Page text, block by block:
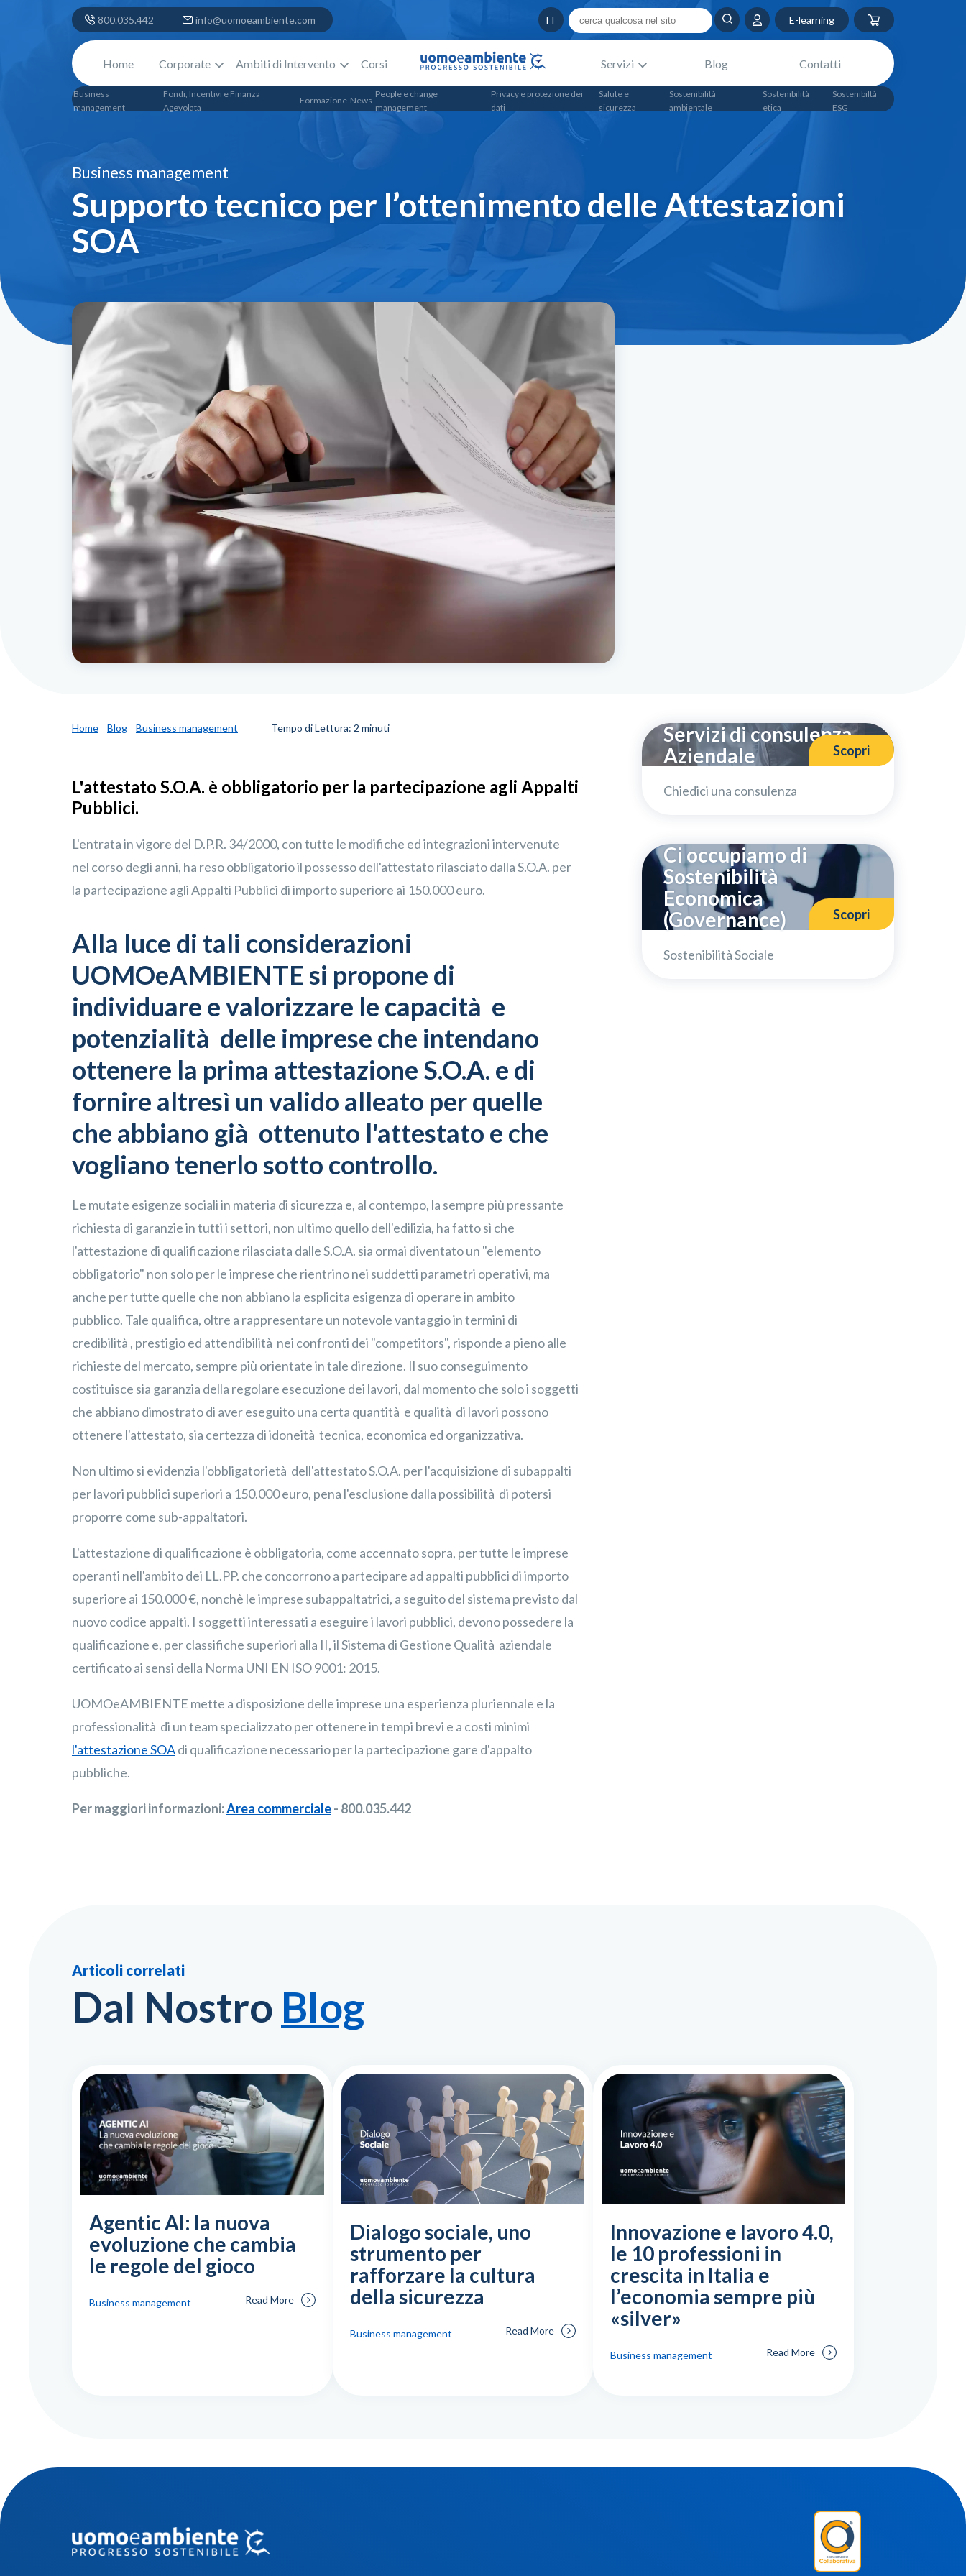
800.035.442 info@uomoeambiente.com IT E-learning
Home Corporate Ambiti di Intervento Corsi Servizi Blog Contatti
Business
management
Fondi, Incentivi e Finanza
Agevolata
Formazione News
People e change
management
Privacy e protezione dei
dati
Salute e
sicurezza
Sostenibilità
ambientale
Sostenibilità
etica
Sostenibiltà
ESG
Business management
Supporto tecnico per l’ottenimento delle Attestazioni
SOA
Home Blog Business management Tempo di Lettura: 2 minuti
L'attestato S.O.A. è obbligatorio per la partecipazione agli Appalti
Pubblici.
L'entrata in vigore del D.P.R. 34/2000, con tutte le modifiche ed integrazioni intervenute
nel corso degli anni, ha reso obbligatorio il possesso dell'attestato rilasciato dalla S.O.A. per
la partecipazione agli Appalti Pubblici di importo superiore ai 150.000 euro.
Alla luce di tali considerazioni
UOMOeAMBIENTE si propone di
individuare e valorizzare le capacità e
potenzialità delle imprese che intendano
ottenere la prima attestazione S.O.A. e di
fornire altresì un valido alleato per quelle
che abbiano già ottenuto l'attestato e che
vogliano tenerlo sotto controllo.
Le mutate esigenze sociali in materia di sicurezza e, al contempo, la sempre più pressante
richiesta di garanzie in tutti i settori, non ultimo quello dell'edilizia, ha fatto sì che
l'attestazione di qualificazione rilasciata dalle S.O.A. sia ormai diventato un "elemento
obbligatorio" non solo per le imprese che rientrino nei suddetti parametri operativi, ma
anche per tutte quelle che non abbiano la esplicita esigenza di operare in ambito
pubblico. Tale qualifica, oltre a rappresentare un notevole vantaggio in termini di
credibilità , prestigio ed attendibilità nei confronti dei "competitors", risponde a pieno alle
richieste del mercato, sempre più orientate in tale direzione. Il suo conseguimento
costituisce sia garanzia della regolare esecuzione dei lavori, dal momento che solo i soggetti
che abbiano dimostrato di aver eseguito una certa quantità e qualità di lavori possono
ottenere l'attestato, sia certezza di idoneità tecnica, economica ed organizzativa.
Non ultimo si evidenzia l'obbligatorietà dell'attestato S.O.A. per l'acquisizione di subappalti
per lavori pubblici superiori a 150.000 euro, pena l'esclusione dalla possibilità di potersi
proporre come sub-appaltatori.
L'attestazione di qualificazione è obbligatoria, come accennato sopra, per tutte le imprese
operanti nell'ambito dei LL.PP. che concorrono a partecipare ad appalti pubblici di importo
superiore ai 150.000 €, nonchè le imprese subappaltatrici, a seguito del sistema previsto dal
nuovo codice appalti. I soggetti interessati a eseguire i lavori pubblici, devono possedere la
qualificazione e, per classifiche superiori alla II, il Sistema di Gestione Qualità aziendale
certificato ai sensi della Norma UNI EN ISO 9001: 2015.
UOMOeAMBIENTE mette a disposizione delle imprese una esperienza pluriennale e la
professionalità di un team specializzato per ottenere in tempi brevi e a costi minimi
l'attestazione SOAdi qualificazione necessario per la partecipazione gare d'appalto
pubbliche.
Per maggiori informazioni:Area commerciale- 800.035.442
Servizi di consulenza
Aziendale
Scopri
Chiedici una consulenza
Ci occupiamo di
Sostenibilità
Economica
(Governance)
Scopri
Sostenibilità Sociale
Articoli correlati
Dal Nostro Blog
Agentic AI: la nuova
evoluzione che cambia
le regole del gioco
Business management Read More
Dialogo sociale, uno
strumento per
rafforzare la cultura
della sicurezza
Business management Read More
Innovazione e lavoro 4.0,
le 10 professioni in
crescita in Italia e
l’economia sempre più
«silver»
Business management Read More